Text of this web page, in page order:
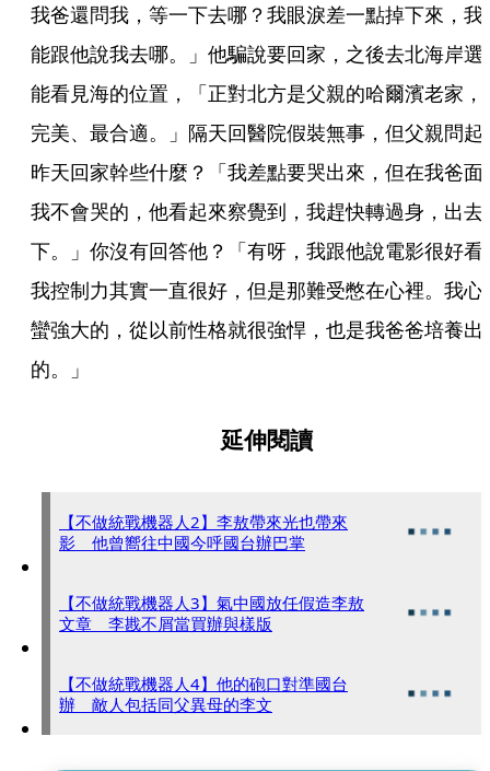
我爸還問我，等一下去哪？我眼淚差一點掉下來，我
能跟他說我去哪。」他騙說要回家，之後去北海岸選
能看見海的位置，「正對北方是父親的哈爾濱老家，
完美、最合適。」隔天回醫院假裝無事，但父親問起
昨天回家幹些什麼？「我差點要哭出來，但在我爸面
我不會哭的，他看起來察覺到，我趕快轉過身，出去
下。」你沒有回答他？「有呀，我跟他說電影很好看
我控制力其實一直很好，但是那難受憋在心裡。我心
蠻強大的，從以前性格就很強悍，也是我爸爸培養出
的。」
延伸閱讀
【不做統戰機器人2】李敖帶來光也帶來
影 他曾嚮往中國今呼國台辦巴掌
【不做統戰機器人3】氣中國放任假造李敖
文章 李戡不屑當買辦與樣版
【不做統戰機器人4】他的砲口對準國台
辦 敵人包括同父異母的李文